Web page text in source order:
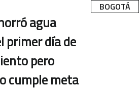
BOGOTÁ
agua
primer día de
pero
cumple meta